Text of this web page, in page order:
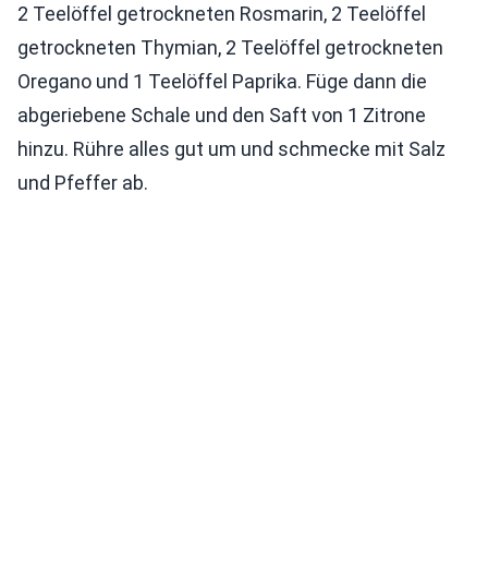
2 Teelöffel getrockneten Rosmarin, 2 Teelöffel
getrockneten Thymian, 2 Teelöffel getrockneten
Oregano und 1 Teelöffel Paprika. Füge dann die
abgeriebene Schale und den Saft von 1 Zitrone
hinzu. Rühre alles gut um und schmecke mit Salz
und Pfeffer ab.